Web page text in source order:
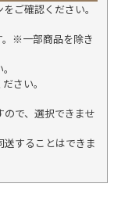
ご確認ください。
。※一部商品を除き
さい。
で、選択できませ
送することはできま